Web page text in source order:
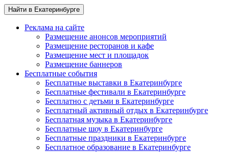
Найти в Екатеринбурге
Реклама на сайте
Размещение анонсов мероприятий
Размещение ресторанов и кафе
Размещение мест и площадок
Размещение баннеров
Бесплатные события
Бесплатные выставки в Екатеринбурге
Бесплатные фестивали в Екатеринбурге
Бесплатно с детьми в Екатеринбурге
Бесплатный активный отдых в Екатеринбурге
Бесплатная музыка в Екатеринбурге
Бесплатные шоу в Екатеринбурге
Бесплатные праздники в Екатеринбурге
Бесплатное образование в Екатеринбурге